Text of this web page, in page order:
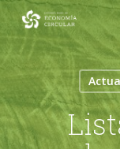
Skip
main
content